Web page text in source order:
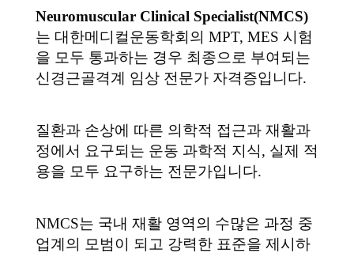
Neuromuscular Clinical Specialist(NMCS)
는 대한메디컬운동학회의 MPT, MES 시험
을 모두 통과하는 경우 최종으로 부여되는
신경근골격계 임상 전문가 자격증입니다.
질환과 손상에 따른 의학적 접근과 재활과
정에서 요구되는 운동 과학적 지식, 실제 적
용을 모두 요구하는 전문가입니다.
NMCS는 국내 재활 영역의 수많은 과정 중
업계의 모범이 되고 강력한 표준을 제시하